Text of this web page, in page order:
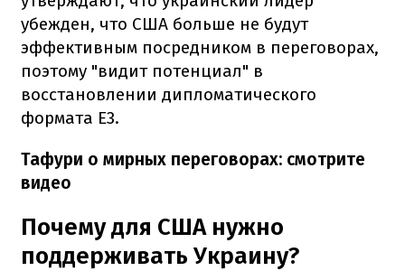
убежден, что США больше не будут
эффективным посредником в переговорах,
поэтому "видит потенциал" в
восстановлении дипломатического
формата Е3.
Тафури о мирных переговорах: смотрите
видео
Почему для США нужно
поддерживать Украину?